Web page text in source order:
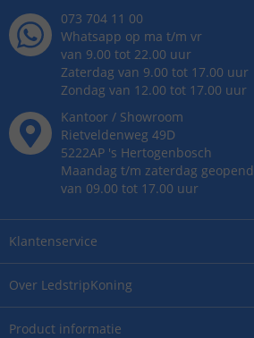
Over LedstripKoning
Product informatie
Klantenservice
073 704 11 00
Whatsapp op ma t/m vr
van 9.00 tot 22.00 uur
Zaterdag van 9.00 tot 17.00 uur
Zondag van 12.00 tot 17.00 uur
Kantoor / Showroom
Rietveldenweg 49D
5222AP 's Hertogenbosch
Maandag t/m zaterdag geopend
van 09.00 tot 17.00 uur